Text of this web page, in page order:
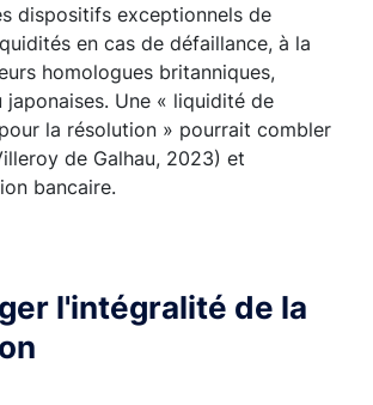
dispositifs exceptionnels de
en cas de défaillance, à la
homologues britanniques,
japonaises. Une « liquidité de
la résolution » pourrait combler
de Galhau, 2023) et
bancaire.
l'intégralité de la